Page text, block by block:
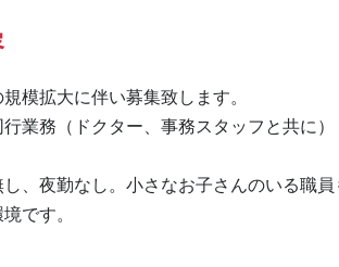
模拡大に伴い募集致します。
行業務（ドクター、事務スタッフと共に）
、夜勤なし。小さなお子さんのいる職
です。